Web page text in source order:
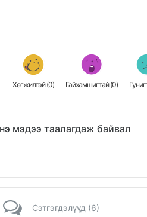
Хөгжилтэй (0) Гайхамшигтай (0)
мэдээ таалагдаж байвал
Сэтгэгдэлүүд (6)